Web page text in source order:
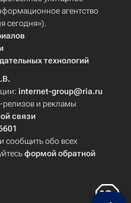
агентство
сегодня»).
технологий
internet-group@ria.ru
и рекламы
связи
сообщить обо всех
формой обратной